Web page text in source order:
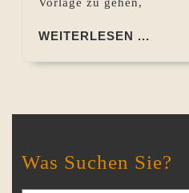
WEITERLESEN ...
Was Suchen Sie?